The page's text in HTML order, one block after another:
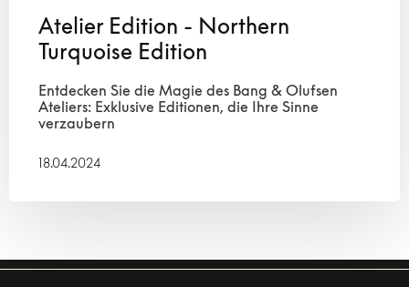
Atelier Edition - Northern
Turquoise Edition
Entdecken Sie die Magie des Bang & Olufsen
Ateliers: Exklusive Editionen, die Ihre Sinne
verzaubern
18.04.2024